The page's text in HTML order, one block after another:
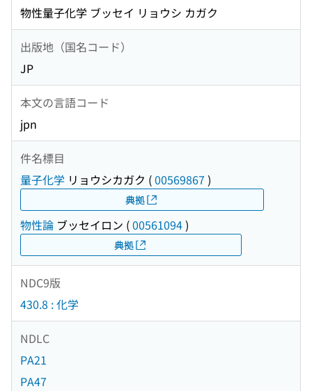
物性量子化学 ブッセイ リョウシ カガク
出版地（国名コード）
JP
本文の言語コード
jpn
件名標目
量子化学 リョウシカガク (00569867 )
典拠
物性論 ブッセイロン (00561094)
典拠
NDC9版
430.8 : 化学
NDLC
PA21
PA47